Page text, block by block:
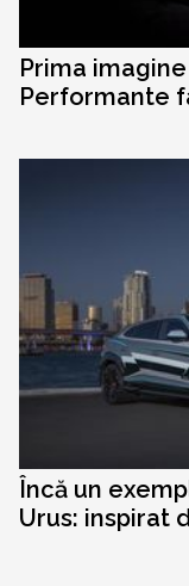
Prima
Performante
Încă un
Urus: inspirat